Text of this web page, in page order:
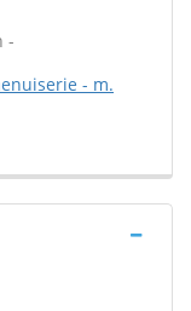
-
- m.